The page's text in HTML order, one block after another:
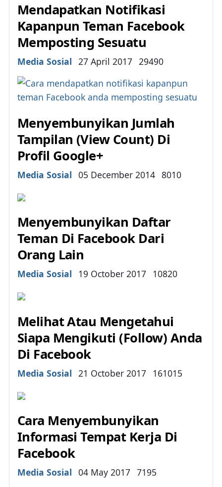
Mendapatkan Notifikasi
Kapanpun Teman Facebook
Memposting Sesuatu
Details
Media Sosial 27 April 2017 29490
Menyembunyikan Jumlah
Tampilan (View Count) Di
Profil Google+
Details
Media Sosial 05 December 2014 8010
Menyembunyikan Daftar
Teman Di Facebook Dari
Orang Lain
Details
Media Sosial 19 October 2017 10820
Melihat Atau Mengetahui
Siapa Mengikuti (Follow) Anda
Di Facebook
Details
Media Sosial 21 October 2017 161015
Cara Menyembunyikan
Informasi Tempat Kerja Di
Facebook
Details
Media Sosial 04 May 2017 7195